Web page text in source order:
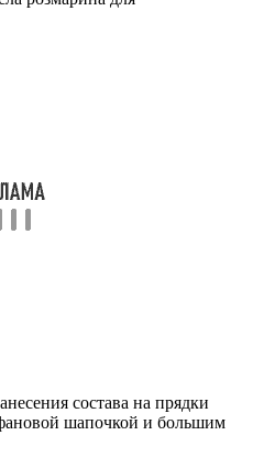
состава на прядки
шапочкой и большим